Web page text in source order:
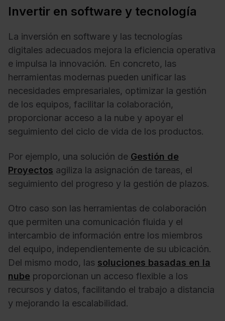
Invertir en software y tecnología
La inversión en software y las tecnologías
digitales adecuados mejora la eficiencia operativa
e impulsa la innovación. En concreto, las
herramientas modernas pueden unificar las
necesidades empresariales, optimizar la gestión
de los equipos, facilitar la colaboración,
proporcionar acceso a la nube y apoyar el
seguimiento del ciclo de vida de los productos.
Por ejemplo, una solución de Gestión de
Proyectos agiliza la asignación de tareas, el
seguimiento del progreso y la gestión de plazos.
Otro caso son las herramientas de colaboración
que permiten una comunicación fluida y el
intercambio de información entre los miembros
del equipo, independientemente de su ubicación.
Del mismo modo, las soluciones basadas en la
nube proporcionan un acceso flexible a los
recursos y datos, facilitando el trabajo a distancia
y mejorando la escalabilidad.